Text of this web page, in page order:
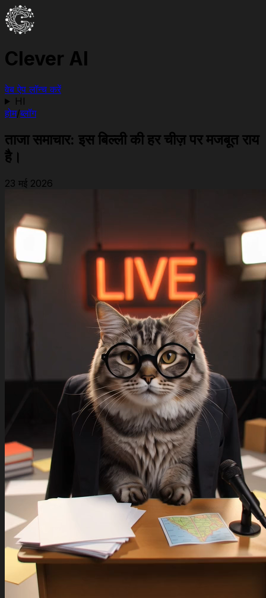
Clever AI
वेब ऐप लॉन्च करें
HI
होम/ब्लॉग
ताजा समाचार: इस बिल्ली की हर चीज़ पर मजबूत राय
है।
23 मई 2026